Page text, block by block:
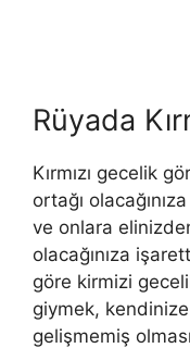
Rüyada
Kırmızı gecelik
ortağı
ve onlara
olacağınıza
göre kirmizi
giymek,
gelişmemiş